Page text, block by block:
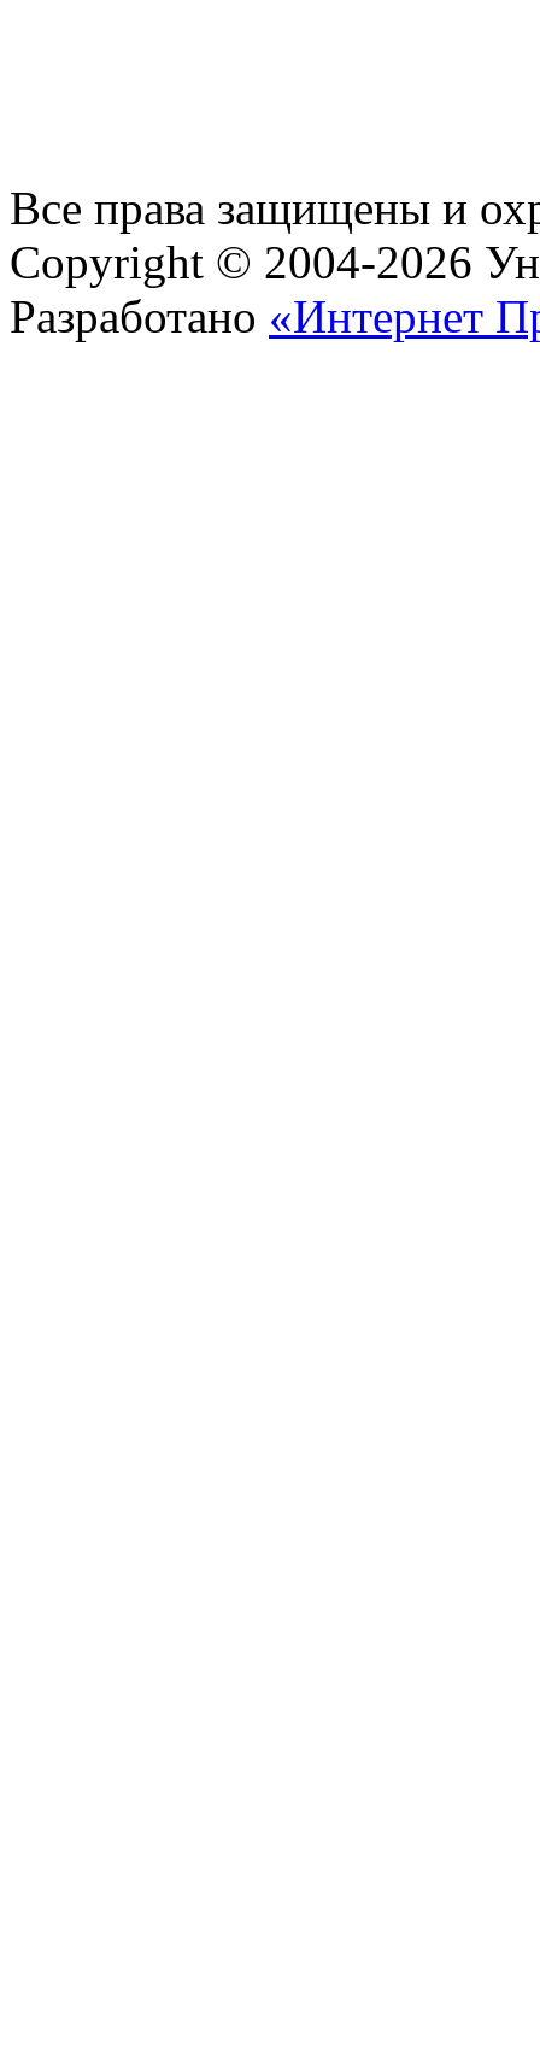
Все права защищены и
Copyright © 2004-2026
Разработано «Интернет